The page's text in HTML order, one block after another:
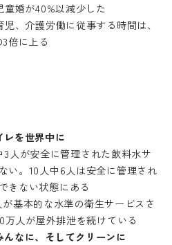
童婚が40%以減少した
、介護労働に従事する時間は、
倍に上る
を世界中に
3人が安全に管理された飲料水サ
い。10人中6人は安全に管理され
きない状態にある
が基本的な水準の衛生サービスさ
万人が屋外排泄を続けている
なに、そしてクリーンに